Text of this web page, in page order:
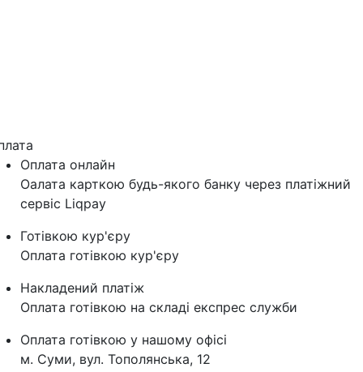
Оплата онлайн
Оалата карткою будь-якого банку через платіжний
сервіс Liqpay
Готівкою кур'єру
Оплата готівкою кур'єру
Накладений платіж
Оплата готівкою на складі експрес служби
Оплата готівкою у нашому офісі
м. Суми, вул. Тополянська, 12